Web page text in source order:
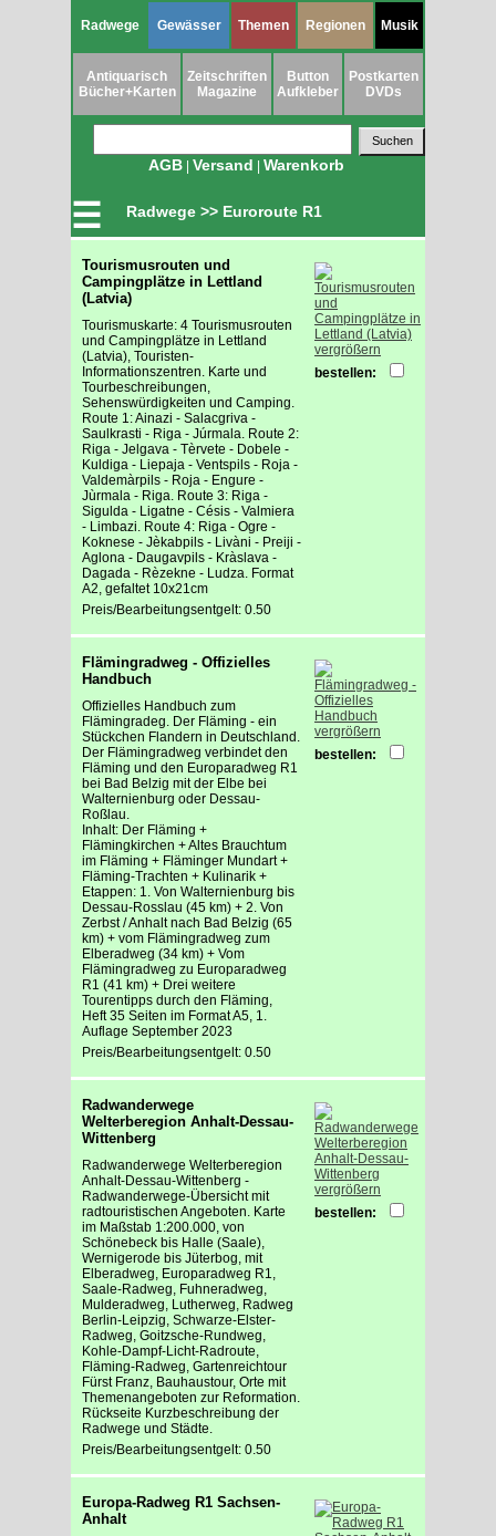
Radwege Gewässer Themen Regionen Musik
Antiquarisch
Bücher+Karten
Zeitschriften
Magazine
Button
Aufkleber
Postkarten
DVDs
AGB | Versand | Warenkorb
☰ Radwege >> Euroroute R1
Tourismusrouten und
Campingplätze in Lettland
(Latvia)
Tourismuskarte: 4 Tourismusrouten
und Campingplätze in Lettland
(Latvia), Touristen-
Informationszentren. Karte und
Tourbeschreibungen,
Sehenswürdigkeiten und Camping.
Route 1: Ainazi - Salacgriva -
Saulkrasti - Riga - Júrmala. Route 2:
Riga - Jelgava - Tèrvete - Dobele -
Kuldiga - Liepaja - Ventspils - Roja -
Valdemàrpils - Roja - Engure -
Jùrmala - Riga. Route 3: Riga -
Sigulda - Ligatne - Césis - Valmiera
- Limbazi. Route 4: Riga - Ogre -
Koknese - Jèkabpils - Livàni - Preiji -
Aglona - Daugavpils - Kràslava -
Dagada - Rèzekne - Ludza. Format
A2, gefaltet 10x21cm
Preis/Bearbeitungsentgelt: 0.50
vergrößern
bestellen:
Flämingradweg - Offizielles
Handbuch
Offizielles Handbuch zum
Flämingradeg. Der Fläming - ein
Stückchen Flandern in Deutschland.
Der Flämingradweg verbindet den
Fläming und den Europaradweg R1
bei Bad Belzig mit der Elbe bei
Walternienburg oder Dessau-
Roßlau.
Inhalt: Der Fläming +
Flämingkirchen + Altes Brauchtum
im Fläming + Fläminger Mundart +
Fläming-Trachten + Kulinarik +
Etappen: 1. Von Walternienburg bis
Dessau-Rosslau (45 km) + 2. Von
Zerbst / Anhalt nach Bad Belzig (65
km) + vom Flämingradweg zum
Elberadweg (34 km) + Vom
Flämingradweg zu Europaradweg
R1 (41 km) + Drei weitere
Tourentipps durch den Fläming,
Heft 35 Seiten im Format A5, 1.
Auflage September 2023
Preis/Bearbeitungsentgelt: 0.50
vergrößern
bestellen:
Radwanderwege
Welterberegion Anhalt-Dessau-
Wittenberg
Radwanderwege Welterberegion
Anhalt-Dessau-Wittenberg -
Radwanderwege-Übersicht mit
radtouristischen Angeboten. Karte
im Maßstab 1:200.000, von
Schönebeck bis Halle (Saale),
Wernigerode bis Jüterbog, mit
Elberadweg, Europaradweg R1,
Saale-Radweg, Fuhneradweg,
Mulderadweg, Lutherweg, Radweg
Berlin-Leipzig, Schwarze-Elster-
Radweg, Goitzsche-Rundweg,
Kohle-Dampf-Licht-Radroute,
Fläming-Radweg, Gartenreichtour
Fürst Franz, Bauhaustour, Orte mit
Themenangeboten zur Reformation.
Rückseite Kurzbeschreibung der
Radwege und Städte.
Preis/Bearbeitungsentgelt: 0.50
vergrößern
bestellen:
Europa-Radweg R1 Sachsen-
Anhalt